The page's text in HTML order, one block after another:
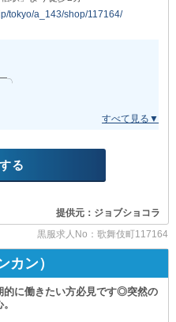
ださい。
tokyo/a_143/shop/117164/
る
提供元：ジョブショコラ
黒服求人No：歌舞伎町117164
カン）
的に働きたい方必見です◎突然の